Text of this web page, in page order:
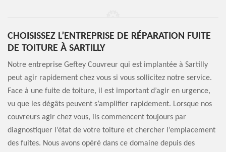
CHOISISSEZ L’ENTREPRISE DE RÉPARATION FUITE
DE TOITURE À SARTILLY
Notre entreprise Geftey Couvreur qui est implantée à Sartilly
peut agir rapidement chez vous si vous sollicitez notre service.
Face à une fuite de toiture, il est important d’agir en urgence,
vu que les dégâts peuvent s’amplifier rapidement. Lorsque nos
couvreurs agir chez vous, ils commencent toujours par
diagnostiquer l’état de votre toiture et chercher l’emplacement
des fuites. Nous avons opéré dans ce domaine depuis des